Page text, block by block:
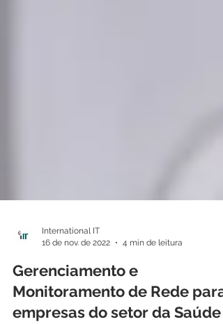
16 de nov. de 2022
4 min de leitura
Gerenciamento e
Monitoramento de Rede para